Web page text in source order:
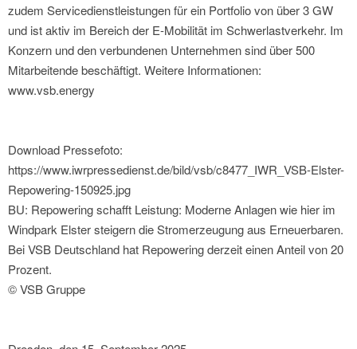
zudem Servicedienstleistungen für ein Portfolio von über 3 GW
und ist aktiv im Bereich der E-Mobilität im Schwerlastverkehr. Im
Konzern und den verbundenen Unternehmen sind über 500
Mitarbeitende beschäftigt. Weitere Informationen:
www.vsb.energy
Download Pressefoto:
https://www.iwrpressedienst.de/bild/vsb/c8477_IWR_VSB-Elster-
Repowering-150925.jpg
BU: Repowering schafft Leistung: Moderne Anlagen wie hier im
Windpark Elster steigern die Stromerzeugung aus Erneuerbaren.
Bei VSB Deutschland hat Repowering derzeit einen Anteil von 20
Prozent.
© VSB Gruppe